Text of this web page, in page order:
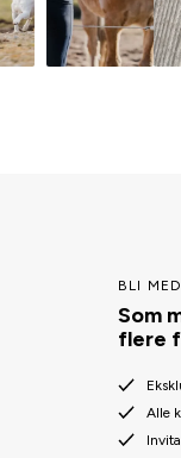
BLI
Som
flere
Alle